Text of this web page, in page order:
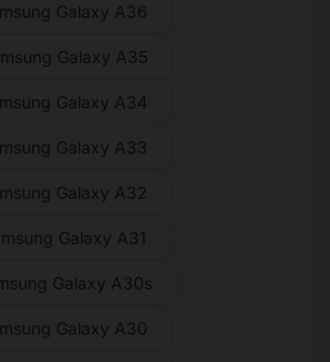
Galaxy A36
Galaxy A35
Galaxy A34
Galaxy A33
Galaxy A32
Galaxy A31
Galaxy A30s
Galaxy A30